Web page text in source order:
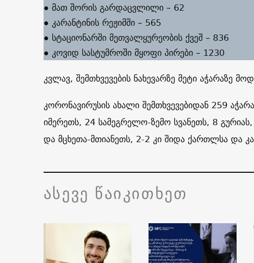
● მათ შორის გარდაცვლილი – 62
● კარანტინის რეჟიმში – 565
● სტაციონარში მეთვალყურეობის ქვეშ – 836
● კოვიდ სასტუმროში მყოფი პირები – 1230
კვლავ, შემთხვევების ნახევარზე მეტი აჭარაზე
კორონავირუსის ახალი შემთხვევებიდან 259
იმერეთს, 24 სამეგრელო-ზემო სვანეთს, 8
და მცხეთა-მთიანეთს, 2-2 კი შიდა ქართლსა და
ასევე წაიკითხეთ